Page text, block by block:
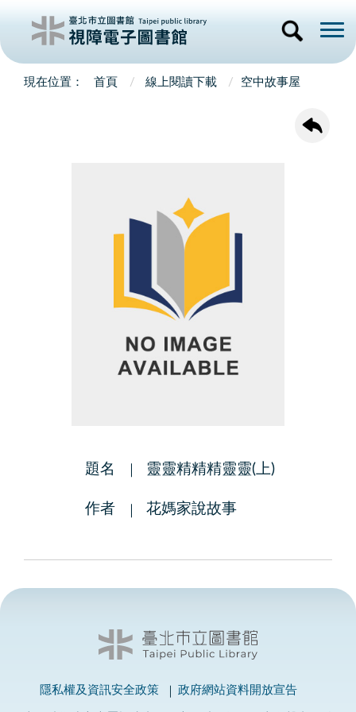
首頁 線上閱讀下載 空中故事屋
題名 靈靈精精精靈靈(上)
作者 花媽家說故事
隱私權及資訊安全政策 政府網站資料開放宣告